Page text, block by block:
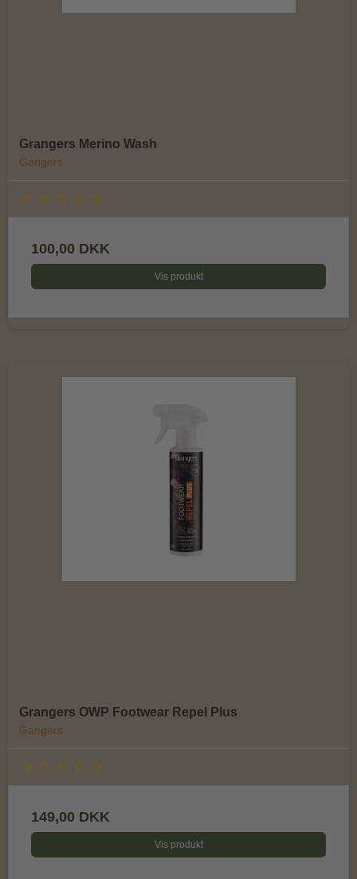
Grangers Merino Wash
Gangers
100,00 DKK
Vis produkt
Grangers OWP Footwear Repel Plus
Gangers
149,00 DKK
Vis produkt